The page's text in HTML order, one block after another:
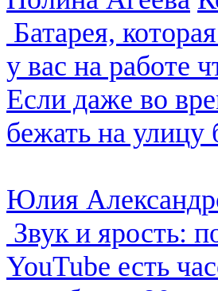
Батарея,
у вас на работе
Если даже во
бежать на улицу
Юлия
Звук и ярость:
YouTube есть